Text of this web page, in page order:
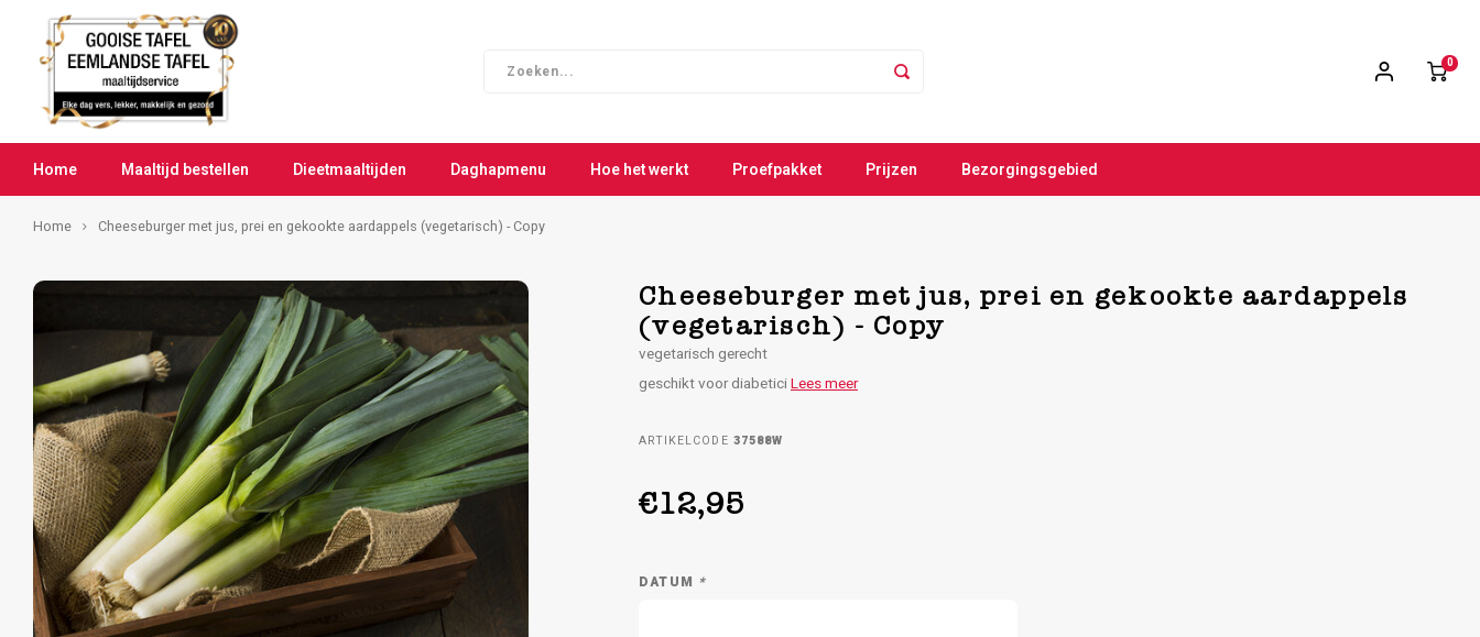
0
Home Maaltijd bestellen Dieetmaaltijden Daghapmenu Hoe het werkt Proefpakket Prijzen Bezorgingsgebied
Home Cheeseburger met jus, prei en gekookte aardappels (vegetarisch) - Copy
Cheeseburger met jus, prei en gekookte aardappels
(vegetarisch) - Copy
vegetarisch gerecht
geschikt voor diabeticiLees meer
ARTIKELCODE 37588W
€12,95
DATUM *